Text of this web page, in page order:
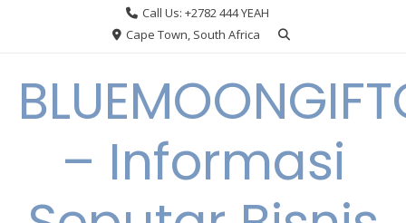
Call Us: +2782 444 YEAH
Cape Town, South Africa
– Informasi